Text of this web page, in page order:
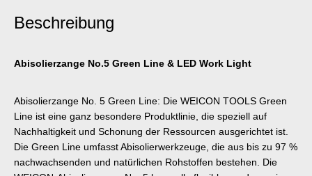
Beschreibung
Abisolierzange No.5 Green Line & LED Work Light
Abisolierzange No. 5 Green Line: Die WEICON TOOLS Green
Line ist eine ganz besondere Produktlinie, die speziell auf
Nachhaltigkeit und Schonung der Ressourcen ausgerichtet ist.
Die Green Line umfasst Abisolierwerkzeuge, die aus bis zu 97 %
nachwachsenden und natürlichen Rohstoffen bestehen. Die